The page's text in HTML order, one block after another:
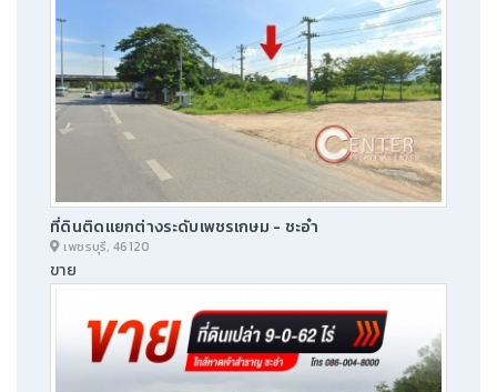
ที่ดินติดแยกต่างระดับเพชรเกษม - ชะอำ
เพชรบุรี, 46120
ขาย